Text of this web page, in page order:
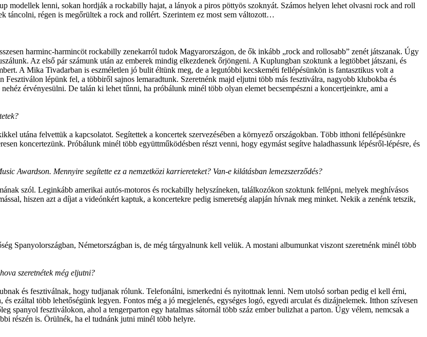
modellek lenni, sokan hordják a rockabilly hajat, a lányok a piros pöttyös szoknyát. Számos helyen lehet olvasni rock and roll
táncolni, régen is megőrültek a rock and rollért. Szerintem ez most sem változott…
harminc-harmincöt rockabilly zenekarról tudok Magyarországon, de ők inkább „rock and rollosabb” zenét játszanak. Úgy
Az első pár számunk után az emberek mindig elkezdenek őrjöngeni. A Kuplungban szoktunk a legtöbbet játszani, és
A Mika Tivadarban is eszméletlen jó bulit éltünk meg, de a legutóbbi kecskeméti fellépésünkön is fantasztikus volt a
lépünk fel, a többiről sajnos lemaradtunk. Szeretnénk majd eljutni több más fesztiválra, nagyobb klubokba és
érvényesülni. De talán ki lehet tűnni, ha próbálunk minél több olyan elemet becsempészni a koncertjeinkre, ami a
utána felvettük a kapcsolatot. Segítettek a koncertek szervezésében a környező országokban. Több itthoni fellépésünkre
koncertezünk. Próbálunk minél több együttműködésben részt venni, hogy egymást segítve haladhassunk lépésről-lépésre, és
Awardson. Mennyire segítette ez a nemzetközi karriereteket? Van-e kilátásban lemezszerződés?
szól. Leginkább amerikai autós-motoros és rockabilly helyszíneken, találkozókon szoktunk fellépni, melyek meghívásos
hiszen azt a díjat a videónkért kaptuk, a koncertekre pedig ismeretség alapján hívnak meg minket. Nekik a zenénk tetszik,
Spanyolországban, Németországban is, de még tárgyalnunk kell velük. A mostani albumunkat viszont szeretnénk minél több
szeretnétek még eljutni?
és fesztiválnak, hogy tudjanak rólunk. Telefonálni, ismerkedni és nyitottnak lenni. Nem utolsó sorban pedig el kell érni,
ezáltal több lehetőségünk legyen. Fontos még a jó megjelenés, egységes logó, egyedi arculat és dizájnelemek. Itthon szívesen
spanyol fesztiválokon, ahol a tengerparton egy hatalmas sátornál több száz ember bulizhat a parton. Úgy vélem, nemcsak a
részén is. Örülnék, ha el tudnánk jutni minél több helyre.